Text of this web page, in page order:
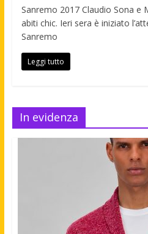
Sanremo 2017 Claudio Sona e
abiti chic. Ieri sera è iniziato
Sanremo
Leggi tutto
In evidenza